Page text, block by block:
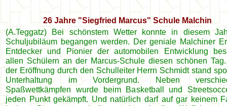
26 Jahre "Siegfried Marcus" Schule Malchin
(A.Teggatz) Bei schönstem Wetter konnte in diesem
Schuljubiläum begangen werden. Der geniale Malchiner
Entdecker und Pionier der automobilen Entwicklung
allen Schülern an der Marcus-Schule diesen schönen
der Eröffnung durch den Schulleiter Herrn Schmidt stand
Unterhaltung im Vordergrund. Neben
Spaßwettkämpfen wurde beim Basketball und
jeden Punkt gekämpft. Und natürlich darf auf gar keinem